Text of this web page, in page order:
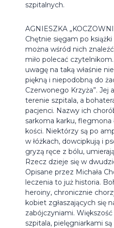
szpitalnych.
AGNIESZKA
Chętnie sięgam po
można wśród nich
miło polecać
uwagę na taką właśnie
piękną i niepodobną do
Czerwonego Krzyża”. Jej
terenie szpitala, a
pacjenci. Nazwy ich
sarkoma karku, flegmona
kości. Niektórzy są po
w łóżkach, dowcipkują i
gryzą ręce z bólu,
Rzecz dzieje się w
Opisane przez Michała
leczenia to już historia.
heroiny, chronicznie
kobiet zgłaszających się
zabójczyniami.
szpitala, pielęgniarkami